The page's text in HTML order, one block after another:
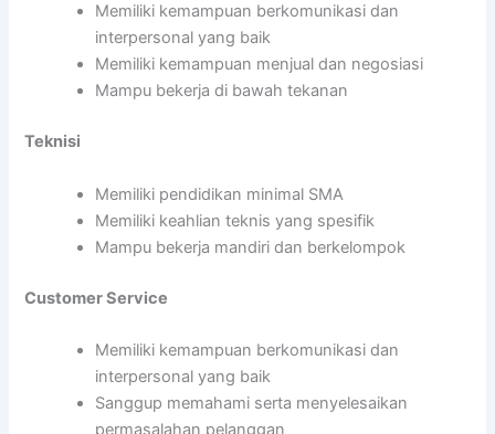
Memiliki kemampuan berkomunikasi dan
interpersonal yang baik
Memiliki kemampuan menjual dan negosiasi
Mampu bekerja di bawah tekanan
Teknisi
Memiliki pendidikan minimal SMA
Memiliki keahlian teknis yang spesifik
Mampu bekerja mandiri dan berkelompok
Customer Service
Memiliki kemampuan berkomunikasi dan
interpersonal yang baik
Sanggup memahami serta menyelesaikan
permasalahan pelanggan